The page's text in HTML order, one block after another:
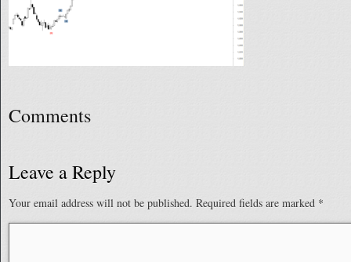
Comments
Leave a Reply
Your email address will not be published. Required fields are marked *